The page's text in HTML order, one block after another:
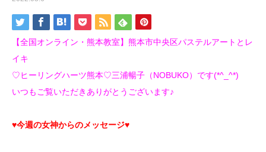
【全国オンライン・熊本教室】熊本市中央区パステルアートとレ
イキ
♡ヒーリングハーツ熊本♡三浦暢子（NOBUKO）です(*^_^*)
いつもご覧いただきありがとうございます♪
♥今週の女神からのメッセージ♥